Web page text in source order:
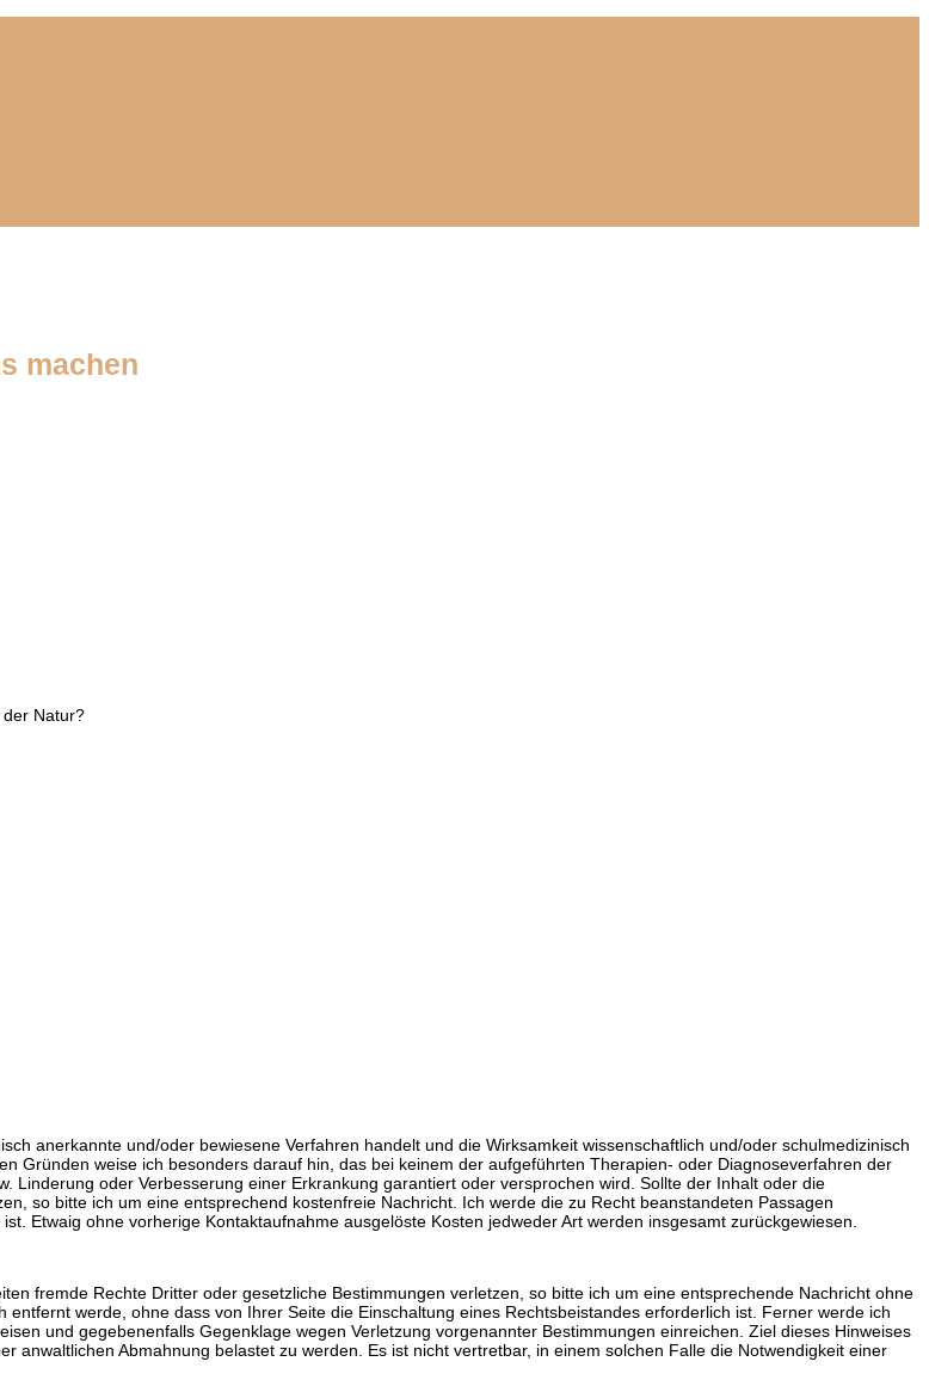
machen
Natur?
anerkannte und/oder bewiesene Verfahren handelt und die Wirksamkeit wissenschaftlich und/oder schulmedizinisch
Gründen weise ich besonders darauf hin, das bei keinem der aufgeführten Therapien- oder Diagnoseverfahren der
Linderung oder Verbesserung einer Erkrankung garantiert oder versprochen wird. Sollte der Inhalt oder die
so bitte ich um eine entsprechend kostenfreie Nachricht. Ich werde die zu Recht beanstandeten Passagen
Etwaig ohne vorherige Kontaktaufnahme ausgelöste Kosten jedweder Art werden insgesamt zurückgewiesen.
fremde Rechte Dritter oder gesetzliche Bestimmungen verletzen, so bitte ich um eine entsprechende Nachricht ohne
werde, ohne dass von Ihrer Seite die Einschaltung eines Rechtsbeistandes erforderlich ist. Ferner werde ich
und gegebenenfalls Gegenklage wegen Verletzung vorgenannter Bestimmungen einreichen. Ziel dieses Hinweises
anwaltlichen Abmahnung belastet zu werden. Es ist nicht vertretbar, in einem solchen Falle die Notwendigkeit einer